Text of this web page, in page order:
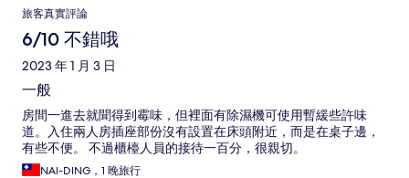
旅客真實評論
6/10 不錯哦
2023 年 1 月 3 日
一般
房間一進去就聞得到霉味，但裡面有除濕機可使用暫緩些許味
道。入住兩人房插座部份沒有設置在床頭附近，而是在桌子邊，
有些不便。 不過櫃檯人員的接待一百分，很親切。
NAI-DING，1 晚旅行